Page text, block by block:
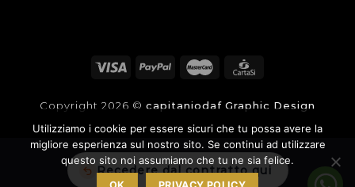
Copyright 2026 © capitaniodaf Graphic Design
Recedere dal contratto qui
Utilizziamo i cookie per essere sicuri che tu possa avere la
migliore esperienza sul nostro sito. Se continui ad utilizzare
questo sito noi assumiamo che tu ne sia felice.